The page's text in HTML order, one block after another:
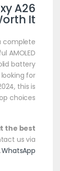
A26
It?
complete
AMOLED
battery
for
this is
choices.
the best
us via
WhatsApp
.